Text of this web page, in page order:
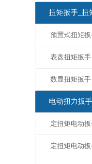
扭矩扳手_扭
预置式扭矩扳
表盘扭矩扳手
数显扭矩扳手
定扭矩电动扳
定扭矩电动扳